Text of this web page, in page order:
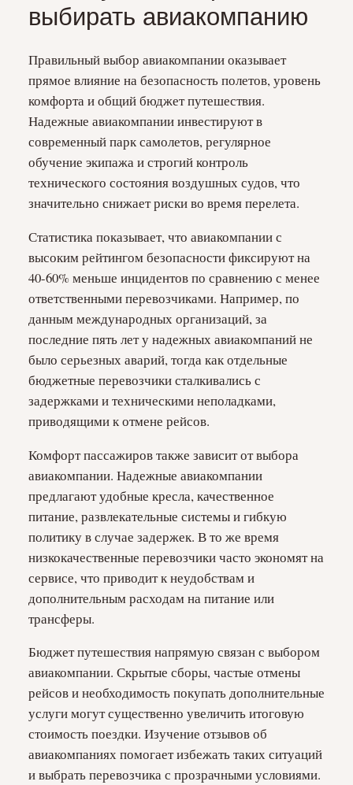
выбирать авиакомпанию
Правильный выбор авиакомпании оказывает
прямое влияние на безопасность полетов, уровень
комфорта и общий бюджет путешествия.
Надежные авиакомпании инвестируют в
современный парк самолетов, регулярное
обучение экипажа и строгий контроль
технического состояния воздушных судов, что
значительно снижает риски во время перелета.
Статистика показывает, что авиакомпании с
высоким рейтингом безопасности фиксируют на
40-60% меньше инцидентов по сравнению с менее
ответственными перевозчиками. Например, по
данным международных организаций, за
последние пять лет у надежных авиакомпаний не
было серьезных аварий, тогда как отдельные
бюджетные перевозчики сталкивались с
задержками и техническими неполадками,
приводящими к отмене рейсов.
Комфорт пассажиров также зависит от выбора
авиакомпании. Надежные авиакомпании
предлагают удобные кресла, качественное
питание, развлекательные системы и гибкую
политику в случае задержек. В то же время
низкокачественные перевозчики часто экономят на
сервисе, что приводит к неудобствам и
дополнительным расходам на питание или
трансферы.
Бюджет путешествия напрямую связан с выбором
авиакомпании. Скрытые сборы, частые отмены
рейсов и необходимость покупать дополнительные
услуги могут существенно увеличить итоговую
стоимость поездки. Изучение отзывов об
авиакомпаниях помогает избежать таких ситуаций
и выбрать перевозчика с прозрачными условиями.